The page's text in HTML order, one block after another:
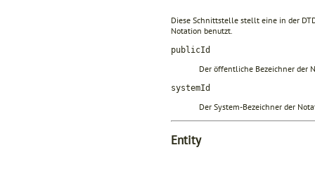
Diese Schnittstelle stellt eine in der
Notation benutzt.
publicId
Der öffentliche Bezeichner der
systemId
Der System-Bezeichner der
Entity